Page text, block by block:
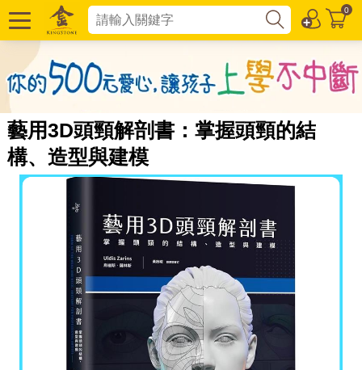
0
藝用3D頭頸解剖書：掌握頭頸的結
構、造型與建模